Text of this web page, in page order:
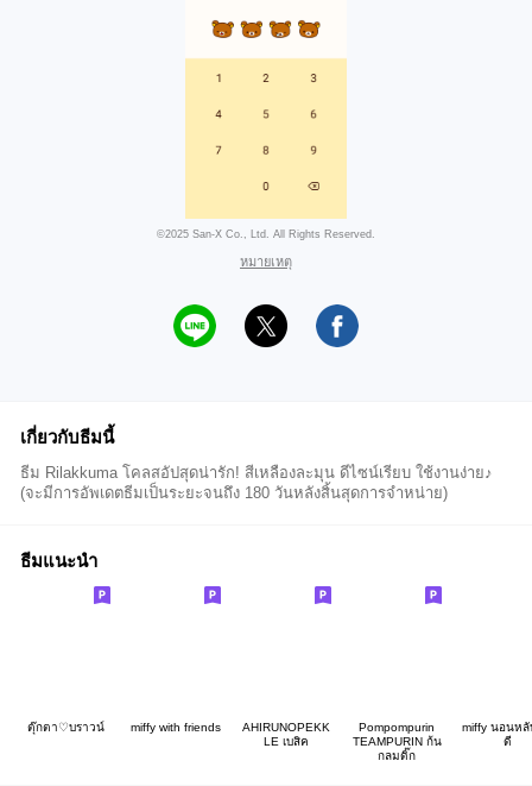
©2025 San-X Co., Ltd. All Rights Reserved.
หมายเหตุ
เกี่ยวกับธีมนี้
ธีม Rilakkuma โคลสอัปสุดน่ารัก! สีเหลืองละมุน ดีไซน์เรียบ ใช้งานง่าย♪
(จะมีการอัพเดตธีมเป็นระยะจนถึง 180 วันหลังสิ้นสุดการจำหน่าย)
ธีมแนะนำ
ตุ๊กตา♡บราวน์ miffy with friends
AHIRUNOPEKK
LE เบสิค
Pompompurin
TEAMPURIN ก้น
กลมดิ๊ก
miffy นอนห
ดี